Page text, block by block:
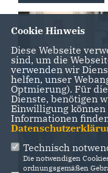
Cookie Hinweis
Diese Webseite
sind, um die
verwenden wir
helfen, unser
Optmierung). Für
Dienste, benötigen
Einwilligung
Informationen
Technisch
Die notwendigen
ordnungsgemäßen